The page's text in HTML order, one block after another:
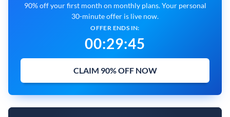
90% off your first month on monthly plans. Your personal
30-minute offer is live now.
OFFER ENDS IN:
00:29:44
CLAIM 90% OFF NOW